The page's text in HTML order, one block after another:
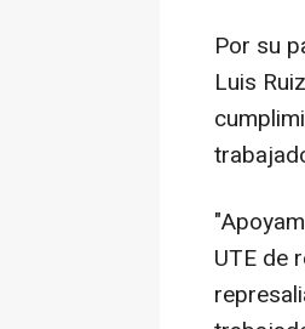
Por su
Luis
UTE de